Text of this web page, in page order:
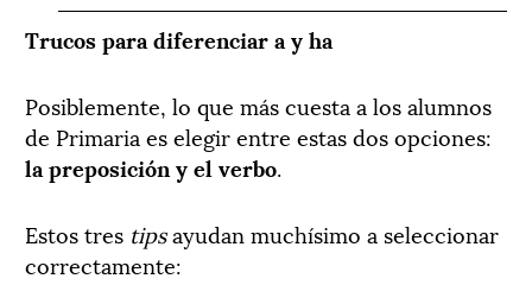
Trucos para diferenciar a y ha
Posiblemente, lo que más cuesta a los alumnos
de Primaria es elegir entre estas dos opciones:
la preposición y el verbo.
Estos tres tipsayudan muchísimo a seleccionar
correctamente: